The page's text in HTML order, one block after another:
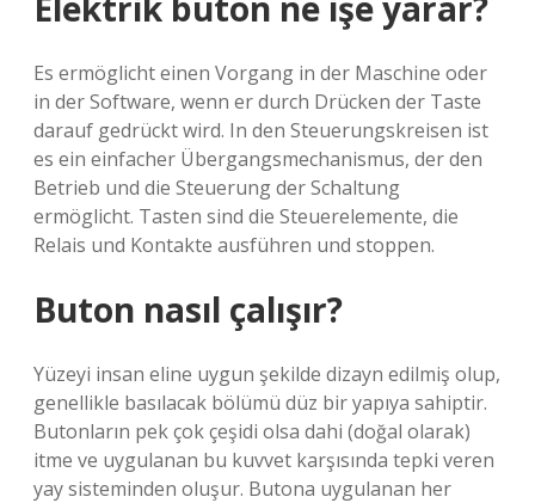
Es ermöglicht einen Vorgang in der Maschine oder
in der Software, wenn er durch Drücken der Taste
darauf gedrückt wird. In den Steuerungskreisen ist
es ein einfacher Übergangsmechanismus, der den
Betrieb und die Steuerung der Schaltung
ermöglicht. Tasten sind die Steuerelemente, die
Relais und Kontakte ausführen und stoppen.
Buton nasıl çalışır?
Yüzeyi insan eline uygun şekilde dizayn edilmiş olup,
genellikle basılacak bölümü düz bir yapıya sahiptir.
Butonların pek çok çeşidi olsa dahi (doğal olarak)
itme ve uygulanan bu kuvvet karşısında tepki veren
yay sisteminden oluşur. Butona uygulanan her